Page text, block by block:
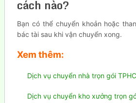
cách nào?
Bạn có thể chuyển khoản hoặc
bác tài sau khi vận chuyển xong.
Xem thêm:
Dịch vụ chuyển nhà trọn gói
Dịch vụ chuyển kho xưởng trọn